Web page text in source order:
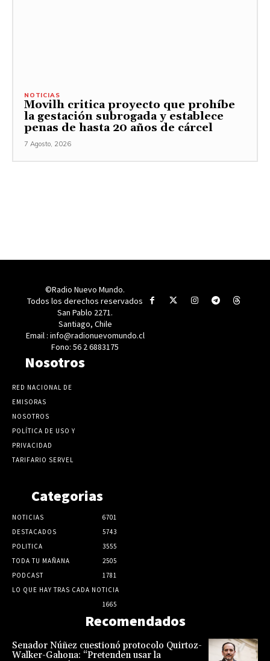
NOTICIAS
Movilh critica proyecto que prohíbe
la gestación subrogada y establece
penas de hasta 20 años de cárcel
7 Agosto, 2026
©Radio Nuevo Mundo.
Todos los derechos reservados
San Pablo 2271.
Santiago, Chile
Email : info@radionuevomundo.cl
Fono: 56 2 6883175
Nosotros
RED NACIONAL DE
EMISORAS
NOSOTROS
POLÍTICA DE USO Y
PRIVACIDAD
TARIFARIO SERVEL
Categorias
NOTICIAS
6701
DESTACADOS
5743
POLITICA
3555
TODA TU MAÑANA
2505
PODCAST
1781
LO QUE HAY TRAS CADA NOTICIA
1665
Recomendados
Senador Núñez cuestionó protocolo Quirtoz-
Walker-Gahona: “Pretenden usar la